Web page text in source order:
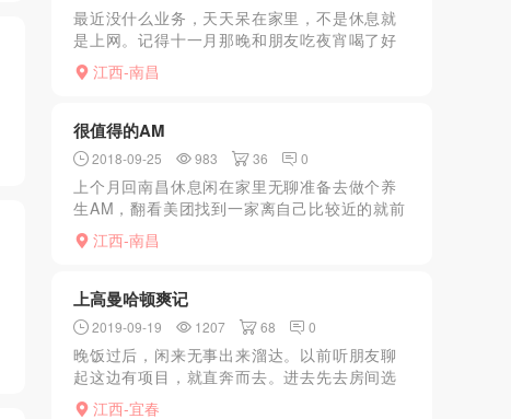
最近没什么业务，天天呆在家里，不是休息就
是上网。记得十一月那晚和朋友吃夜宵喝了好
多白酒。大晚上睡不着想着吃酒时候看到的那
些美女丝袜翘臀，加上酒劲下半身都炙热了。
江西-南昌
很值得的AM
2018-09-25 983 36 0
上个月回南昌休息闲在家里无聊准备去做个养
生AM，翻看美团找到一家离自己比较近的就前
去一探究竟。美团真的是个神奇，只要AM带肾
保健的都是可以DFJ的，还能摸上几把。可以
江西-南昌
上高曼哈顿爽记
2019-09-19 1207 68 0
晚饭过后，闲来无事出来溜达。以前听朋友聊
起这边有项目，就直奔而去。进去先去房间选
人，后面技师再带你去做项目的房间。过程不
江西-宜春